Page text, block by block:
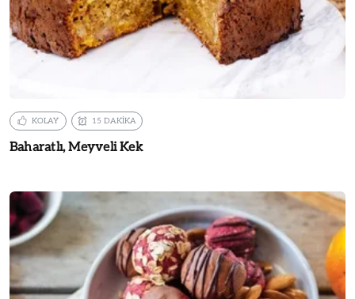
KOLAY 15 DAKİKA
Baharatlı, Meyveli Kek